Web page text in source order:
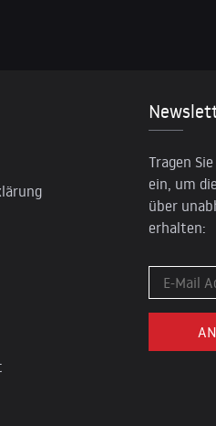
Tragen
ein, um
über
erhalten: